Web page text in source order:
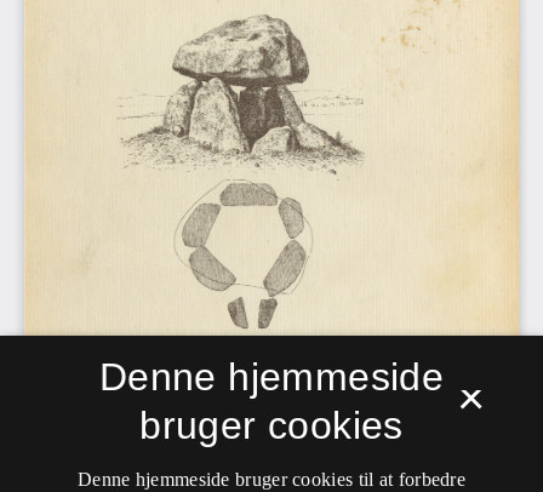
×
Denne hjemmeside
bruger cookies
Denne hjemmeside bruger cookies til at forbedre